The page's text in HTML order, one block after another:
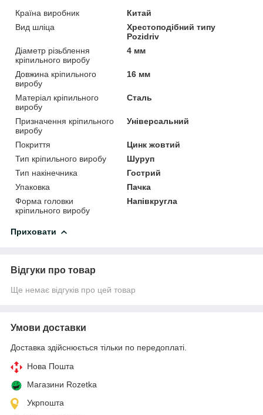
Країна виробник
Китай
Вид шліца
Хрестоподібний типу
Pozidriv
Діаметр різьблення
кріпильного виробу
4 мм
Довжина кріпильного
виробу
16 мм
Матеріал кріпильного
виробу
Сталь
Призначення кріпильного
виробу
Універсальний
Покриття
Цинк жовтий
Тип кріпильного виробу
Шуруп
Тип накінечника
Гострий
Упаковка
Пачка
Форма головки
кріпильного виробу
Напівкругла
Приховати
Відгуки про товар
Ще немає відгуків про цей товар
Умови доставки
Доставка здійснюється тільки по передоплаті.
Нова Пошта
Магазини Rozetka
Укрпошта